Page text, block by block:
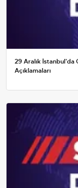
29 Aralık
Açıklamaları